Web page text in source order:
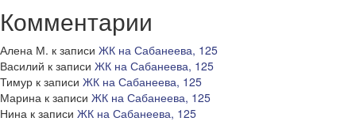
Комментарии
Алена М. к записи ЖК на Сабанеева, 125
Василий к записи ЖК на Сабанеева, 125
Тимур к записи ЖК на Сабанеева, 125
Марина к записи ЖК на Сабанеева, 125
Нина к записи ЖК на Сабанеева, 125